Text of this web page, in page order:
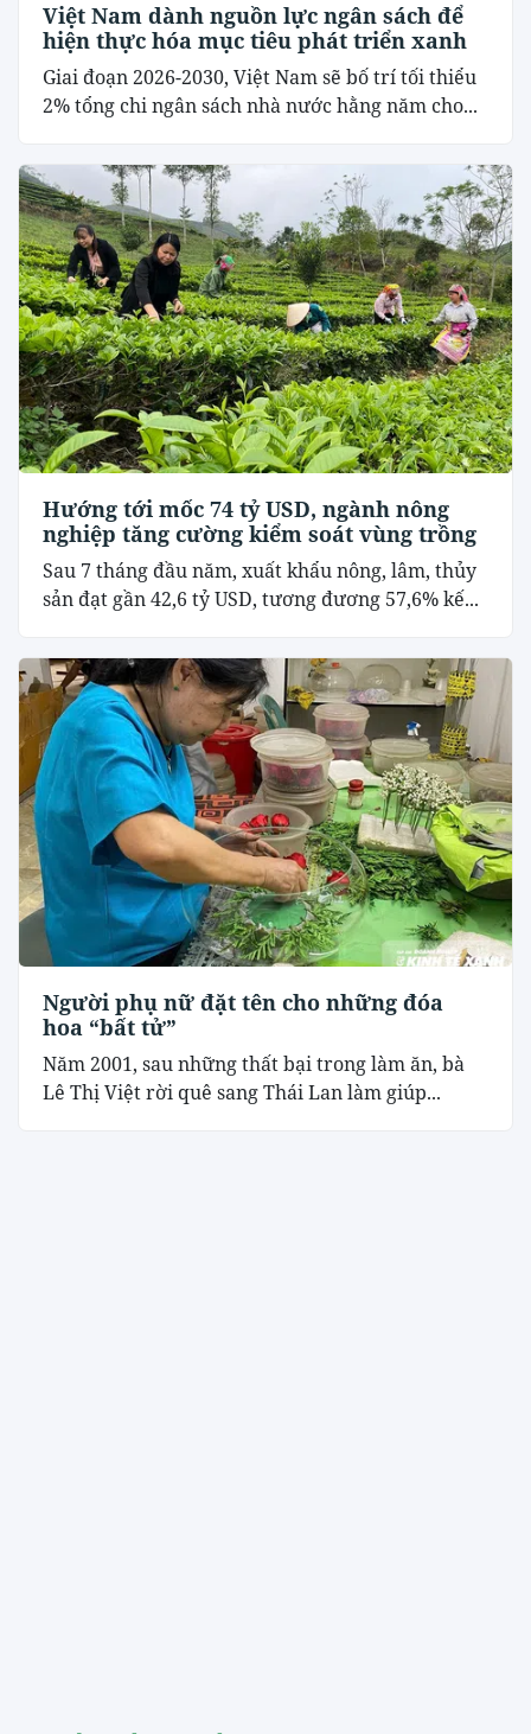
Việt Nam dành nguồn lực ngân sách để
hiện thực hóa mục tiêu phát triển xanh
Giai đoạn 2026-2030, Việt Nam sẽ bố trí tối thiểu
2% tổng chi ngân sách nhà nước hằng năm cho...
Hướng tới mốc 74 tỷ USD, ngành nông
nghiệp tăng cường kiểm soát vùng trồng
Sau 7 tháng đầu năm, xuất khẩu nông, lâm, thủy
sản đạt gần 42,6 tỷ USD, tương đương 57,6% kế...
Người phụ nữ đặt tên cho những đóa
hoa “bất tử”
Năm 2001, sau những thất bại trong làm ăn, bà
Lê Thị Việt rời quê sang Thái Lan làm giúp...